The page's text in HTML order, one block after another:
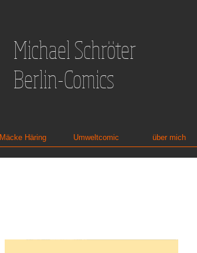
Michael Schröter
Berlin-Comics
Mäcke Häring Umweltcomic über mich